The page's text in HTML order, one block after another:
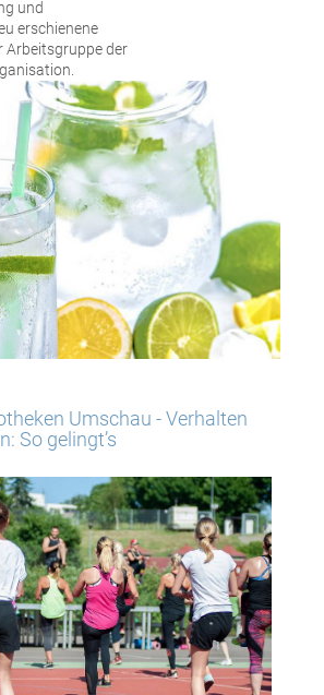
und
erschienene
Arbeitsgruppe der
Umschau - Verhalten
So gelingt’s